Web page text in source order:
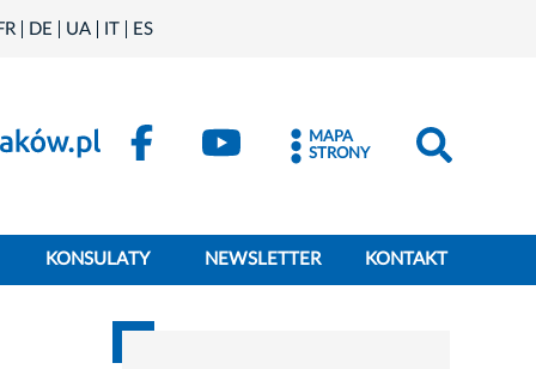
DE UA IT ES
MAPA
STRONY
KONSULATY NEWSLETTER KONTAKT